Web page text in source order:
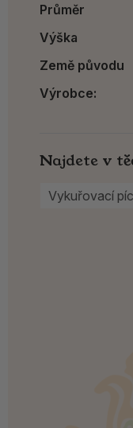
Průměr
Výška
Země původu
Výrobce:
Najdete v
Vykuřovací